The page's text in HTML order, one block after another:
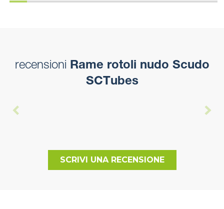
recensioni Rame rotoli nudo Scudo
SCTubes
SCRIVI UNA RECENSIONE